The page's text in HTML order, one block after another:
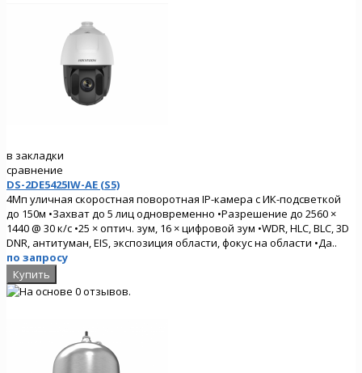
в закладки
сравнение
DS-2DE5425IW-AE (S5)
4Мп уличная скоростная поворотная IP-камера с ИК-подсветкой
до 150м •Захват до 5 лиц одновременно •Разрешение до 2560 ×
1440 @ 30 к/с •25 × оптич. зум, 16 × цифровой зум •WDR, HLC, BLC, 3D
DNR, антитуман, EIS, экспозиция области, фокус на области •Да..
по запросу